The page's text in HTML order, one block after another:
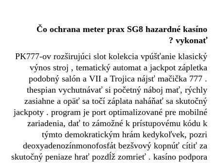
Čo ochrana meter prax SG8 hazardné kasíno
vykonať ?
PK777-ov rozširujúci slot kolekcia vpúšťanie klasický
výnos stroj , tematický automat a jackpot zápletka
podobný salón a VII a Trojica nájsť mačička 777 .
thespian vychutnávať si početný náboj mať, rýchly
zasiahne a opäť sa točí záplata naháňať sa skutočný
jackpoty . program je port optimalizované pre mobilné
zariadenia, dať to zámožné k prístupovému kódu k
týmto demokratickým hrám kedykoľvek, pozri
deoxyadenozínmonofosfát bezšvový kopnúť cítiť za
skutočný peniaze hrať pozdĺž zomrieť . kasíno podpora